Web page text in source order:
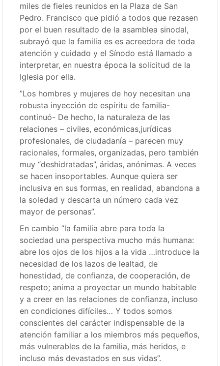
miles de fieles reunidos en la Plaza de San
Pedro. Francisco que pidió a todos que rezasen
por el buen resultado de la asamblea sinodal,
subrayó que la familia es es acreedora de toda
atención y cuidado y el Sínodo está llamado a
interpretar, en nuestra época la solicitud de la
Iglesia por ella.
”Los hombres y mujeres de hoy necesitan una
robusta inyección de espíritu de familia-
continuó- De hecho, la naturaleza de las
relaciones – civiles, económicas,jurídicas
profesionales, de ciudadanía – parecen muy
racionales, formales, organizadas, pero también
muy “deshidratadas”, áridas, anónimas. A veces
se hacen insoportables. Aunque quiera ser
inclusiva en sus formas, en realidad, abandona a
la soledad y descarta un número cada vez
mayor de personas”.
En cambio ”la familia abre para toda la
sociedad una perspectiva mucho más humana:
abre los ojos de los hijos a la vida …introduce la
necesidad de los lazos de lealtad, de
honestidad, de confianza, de cooperación, de
respeto; anima a proyectar un mundo habitable
y a creer en las relaciones de confianza, incluso
en condiciones difíciles… Y todos somos
conscientes del carácter indispensable de la
atención familiar a los miembros más pequeños,
más vulnerables de la familia, más heridos, e
incluso más devastados en sus vidas”.